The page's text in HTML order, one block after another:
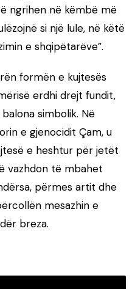
ngrihen në këmbë më
si një lule, në këtë
e shqipëtarëve”.
formën e kujtesës
erdhi drejt fundit,
simbolik. Në
e gjenocidit Çam, u
e heshtur për jetët
vazhdon të mbahet
përmes artit dhe
mesazhin e
breza.